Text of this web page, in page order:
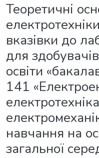
Теоретичні
вказівки до
для
освіти
141
навчання на
загальної